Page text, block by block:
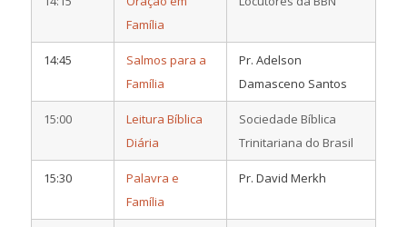
Família
14:45
Salmos para a
Família
Pr. Adelson
Damasceno Santos
15:00
Leitura Bíblica
Diária
Sociedade Bíblica
Trinitariana do Brasil
15:30
Palavra e
Família
Pr. David Merkh